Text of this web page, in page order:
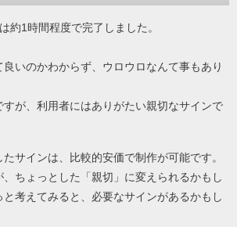
約1時間程度で完了しました。
いのかわからず、ウロウロなんて事もあり
が、利用者にはありがたい親切なサインで
サインは、比較的安価で制作が可能です。
ちょっとした「親切」に変えられるかもし
考えてみると、必要なサインがあるかもし